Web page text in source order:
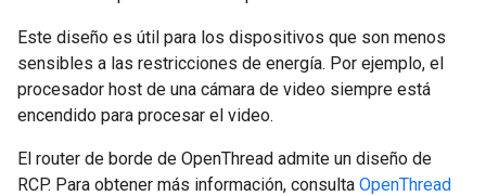
Este diseño es útil para los dispositivos que son menos
sensibles a las restricciones de energía. Por ejemplo, el
procesador host de una cámara de video siempre está
encendido para procesar el video.
El router de borde de OpenThread admite un diseño de
RCP. Para obtener más información, consulta OpenThread